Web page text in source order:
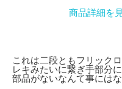
商品詳細を
これは二段ともフリック
レキみたいに繋ぎ手部分
部品がないなんて事にはな